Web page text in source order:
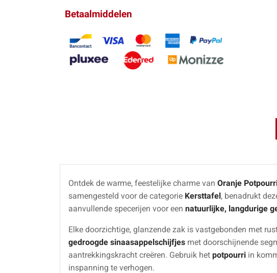
Betaalmiddelen
Ontdek de warme, feestelijke charme van Oranje
samengesteld voor de categorie Kersttafel, benadrukt
aanvullende specerijen voor een natuurlijke, langdurige
Elke doorzichtige, glanzende zak is vastgebonden met
gedroogde sinaasappelschijfjes met doorschijnende
aantrekkingskracht creëren. Gebruik het potpourri in
inspanning te verhogen.